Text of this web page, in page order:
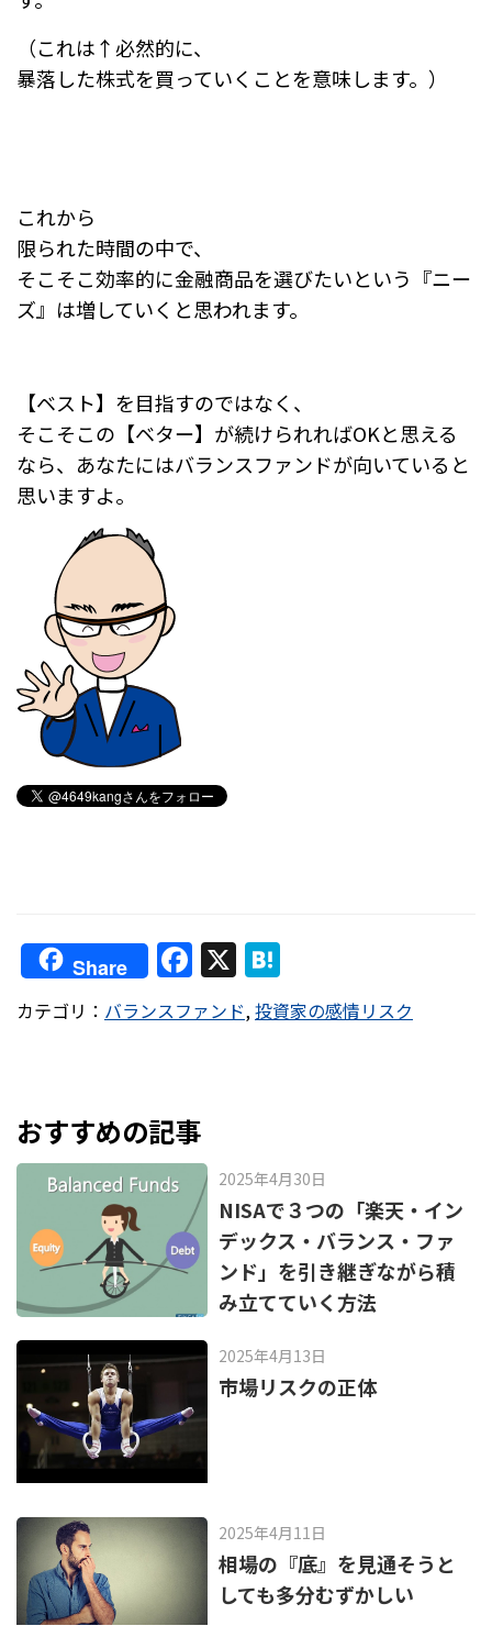
（これは↑必然的に、
暴落した株式を買っていくことを意味します。）
これから
限られた時間の中で、
そこそこ効率的に金融商品を選びたいという『ニー
ズ』は増していくと思われます。
【ベスト】を目指すのではなく、
そこそこの【ベター】が続けられればOKと思える
なら、あなたにはバランスファンドが向いていると
思いますよ。
Share F
a
c
o
o
k
X
at
e
カテゴリ： バランスファンド,投資家の感情リスク
おすすめの記事
2025年4月30日
NISAで３つの「楽天・イン
デックス・バランス・ファ
ンド」を引き継ぎながら積
み立てていく方法
2025年4月13日
市場リスクの正体
2025年4月11日
相場の『底』を見通そうと
しても多分むずかしい